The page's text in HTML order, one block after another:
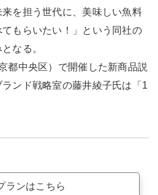
を担う世代に、美味しい魚料
もらいたい！」という同社の
なる。
都中央区）で開催した新商品説
ンド戦略室の藤井綾子氏は「1
ランはこちら